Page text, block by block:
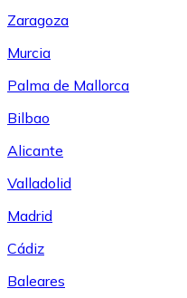
Zaragoza
Murcia
Palma de Mallorca
Bilbao
Alicante
Valladolid
Madrid
Cádiz
Baleares